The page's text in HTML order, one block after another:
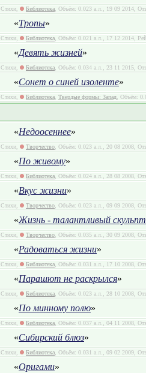
Стихи, Библиотека, Объём: 0.023 а.л., 19 09 2014,
«Тропы»
Стихи, Библиотека, Объём: 0.021 а.л., 17 12 2014,
«Девять жизней»
Стихи, Библиотека, Объём: 0.034 а.л., 23 11 2015,
«Сонет о синей изоленте»
Стихи, Библиотека, Твердые формы: Запад, Объём:
«Недоосеннее»
Стихи, Творчество, Объём: 0.023 а.л., 20 08 2008,
«По живому»
Стихи, Библиотека, Объём: 0.024 а.л., 28 08 2008,
«Вкус жизни»
Стихи, Творчество, Объём: 0.023 а.л., 09 09 2008,
«Жизнь - талантливый
Стихи, Творчество, Объём: 0.035 а.л., 30 09 2008,
«Радоваться жизни»
Стихи, Библиотека, Объём: 0.031 а.л., 17 10 2008,
«Парашют не раскрылся»
Стихи, Библиотека, Объём: 0.023 а.л., 28 10 2008,
«По минному полю»
Стихи, Библиотека, Объём: 0.037 а.л., 04 11 2008,
«Сибирский блюз»
Стихи, Библиотека, Объём: 0.031 а.л., 09 02 2009,
«Оригами»